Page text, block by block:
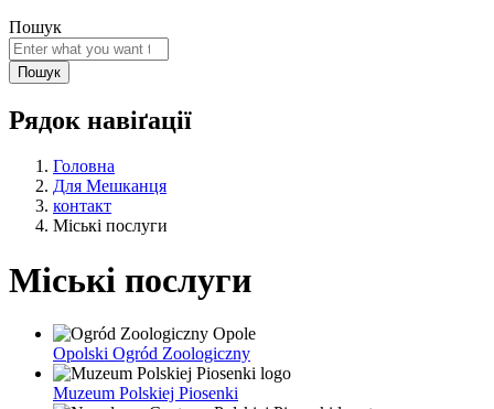
Пошук
Рядок навіґації
Головна
Для Мешканця
контакт
Міські послуги
Міські послуги
Opolski Ogród Zoologiczny
Muzeum Polskiej Piosenki